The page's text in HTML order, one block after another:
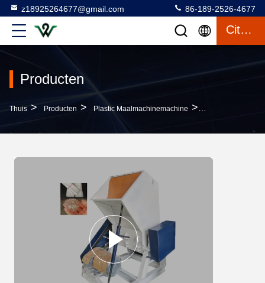
z18925264677@gmail.com 86-189-2526-4677
Citaat
Producten
Thuis > Producten > Plastic Maalmachinemachine >